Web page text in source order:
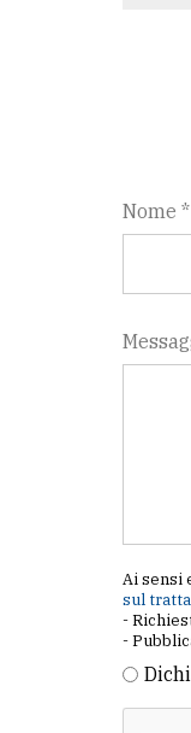
Nome *
Ai sensi
sul
-
-